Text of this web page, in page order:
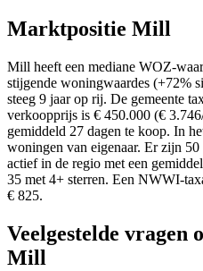
Marktpositie Mill
Mill heeft een mediane WOZ-
stijgende woningwaardes (+72%
steeg 9 jaar op rij. De gemeente
verkoopprijs is € 450.000 (€
gemiddeld 27 dagen te koop. In
woningen van eigenaar. Er zijn
actief in de regio met een
35 met 4+ sterren. Een NWWI-
€ 825.
Veelgestelde vragen
Mill